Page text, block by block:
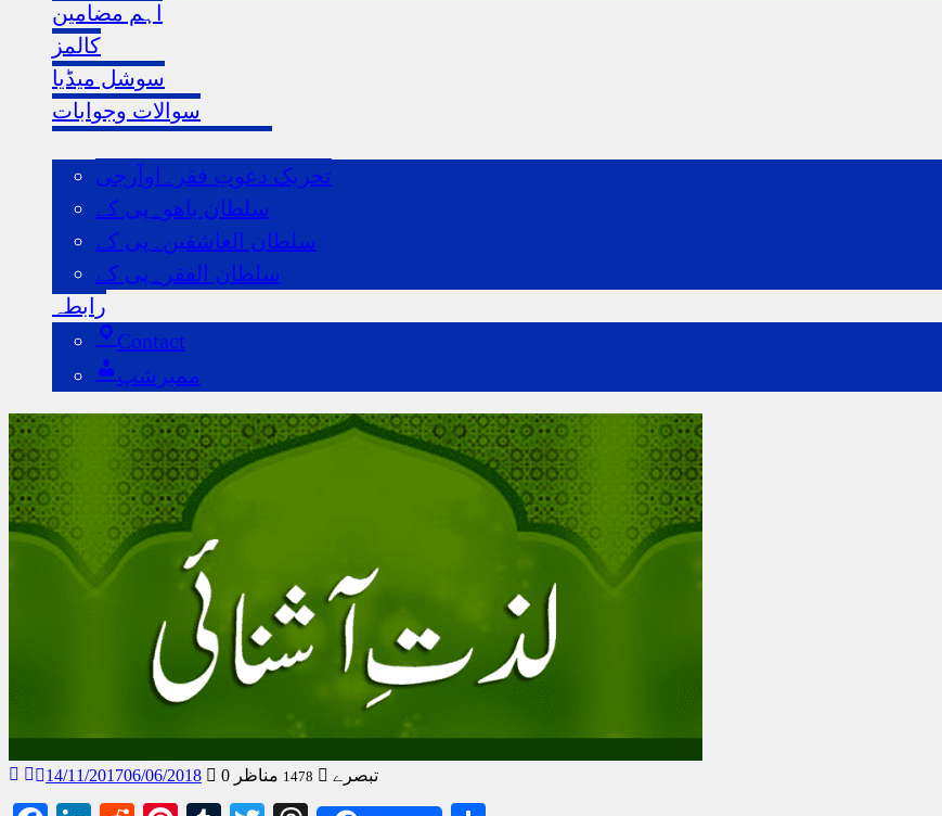
اہم مضامین
کالمز
سوشل میڈیا
سوالات وجوابات
تحریک دعوتِ فقر۔اوآرجی
سلطان باھو۔پی کے
سلطان العاشقین۔پی کے
سلطان الفقر۔پی کے
رابطہ
Contact
ممبرشپ
14/11/201706/06/2018 0 تبصرے 1478 مناظر